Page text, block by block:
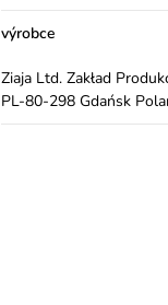
výrobce
Ziaja Ltd. Zakład
PL-80-298 Gdańsk